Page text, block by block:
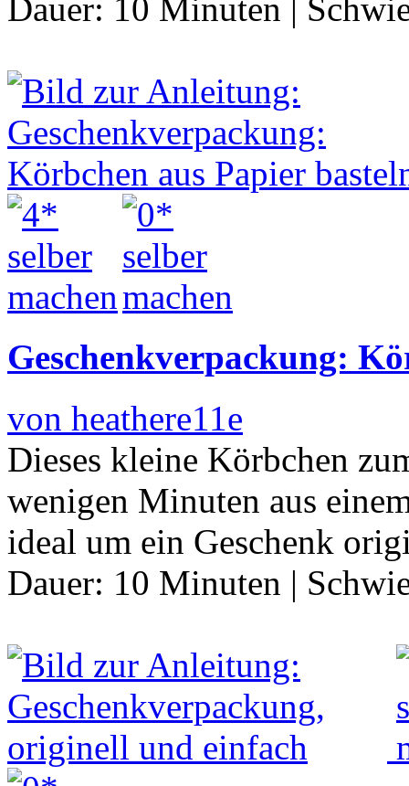
Dauer: 10 Minuten |
Geschenkverpackung:
von heathere11e
Dieses kleine Körbchen
wenigen Minuten aus
ideal um ein Geschenk
Dauer: 10 Minuten |